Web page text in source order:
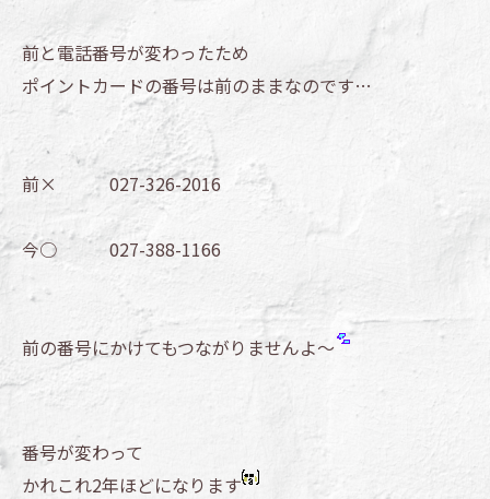
前と電話番号が変わったため
ポイントカードの番号は前のままなのです…
前× 027-326-2016
今○ 027-388-1166
前の番号にかけてもつながりませんよ～
番号が変わって
かれこれ2年ほどになります